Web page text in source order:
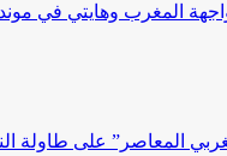
المغرب وهايتي في مونديال
المعاصر” على طاولة